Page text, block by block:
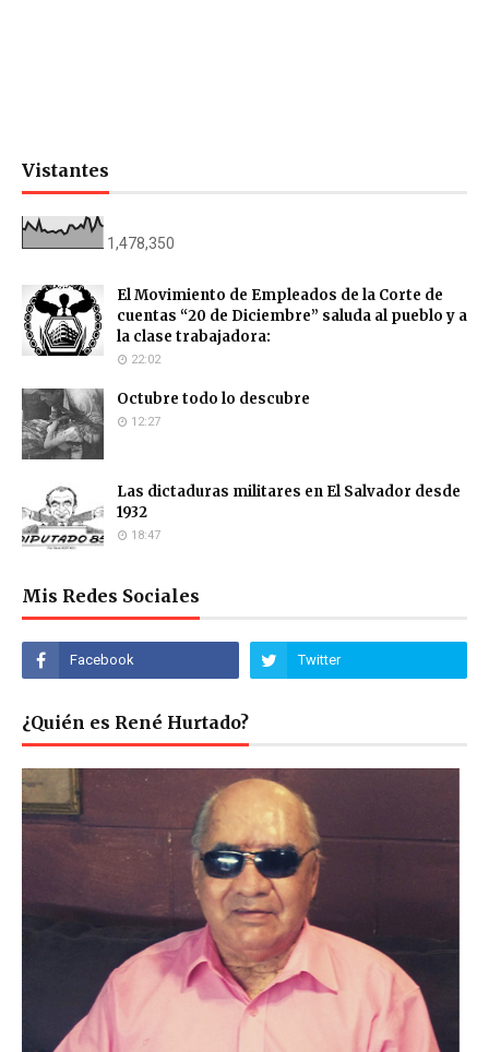
Vistantes
1,478,350
El Movimiento de Empleados de la Corte de
cuentas “20 de Diciembre” saluda al pueblo y a
la clase trabajadora:
22:02
Octubre todo lo descubre
12:27
Las dictaduras militares en El Salvador desde
1932
18:47
Mis Redes Sociales
¿Quién es René Hurtado?